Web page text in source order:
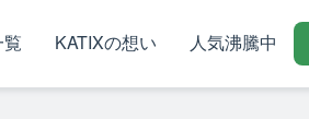
KATIXの想い 人気沸騰中